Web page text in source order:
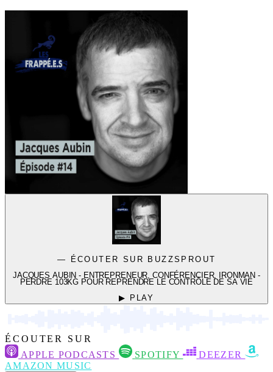
— ÉCOUTER SUR BUZZSPROUT
JACQUES AUBIN - ENTREPRENEUR, CONFÉRENCIER, IRONMAN -
PERDRE 103KG POUR REPRENDRE LE CONTRÔLE DE SA VIE
▶ PLAY
ÉCOUTER SUR
APPLE PODCASTS
SPOTIFY
DEEZER
AMAZON MUSIC